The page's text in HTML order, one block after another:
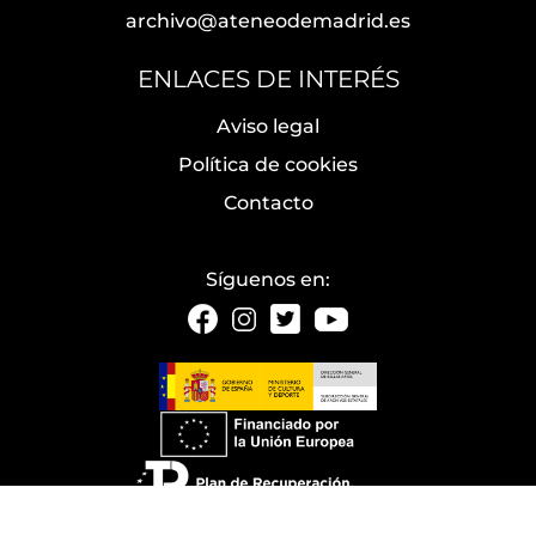
archivo@ateneodemadrid.es
ENLACES DE INTERÉS
Aviso legal
Política de cookies
Contacto
Síguenos en: